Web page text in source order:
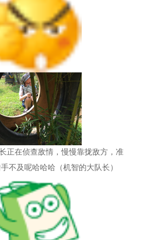
正在侦查敌情，慢慢靠拢敌方，准
不及呢哈哈哈（机智的大队长）